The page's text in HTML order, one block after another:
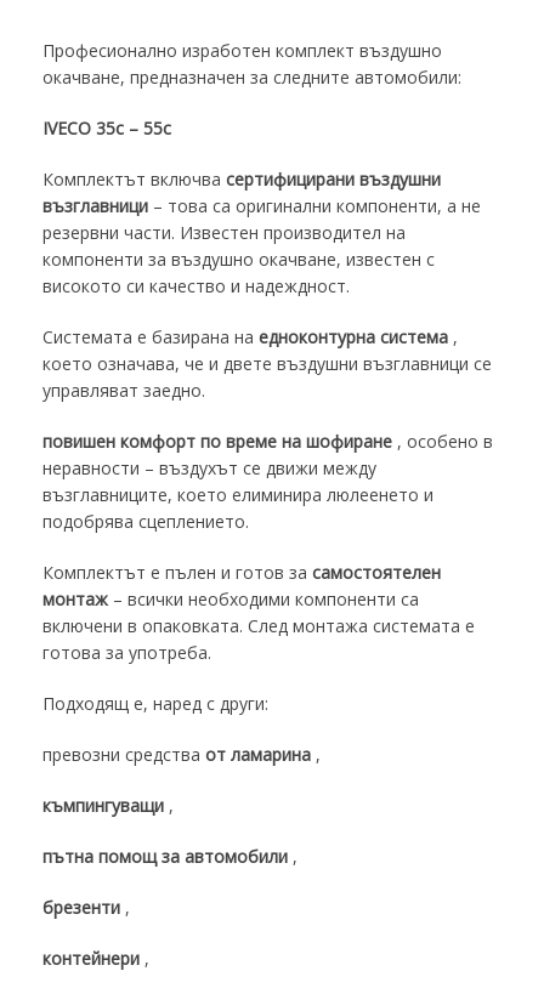
Професионално изработен комплект въздушно
окачване, предназначен за следните автомобили:
IVECO 35c – 55c
Комплектът включва сертифицирани въздушни
възглавници – това са оригинални компоненти, а не
резервни части. Известен производител на
компоненти за въздушно окачване, известен с
високото си качество и надеждност.
Системата е базирана на едноконтурна система ,
което означава, че и двете въздушни възглавници се
управляват заедно.
повишен комфорт по време на шофиране , особено в
неравности – въздухът се движи между
възглавниците, което елиминира люлеенето и
подобрява сцеплението.
Комплектът е пълен и готов за самостоятелен
монтаж – всички необходими компоненти са
включени в опаковката. След монтажа системата е
готова за употреба.
Подходящ е, наред с други:
превозни средства от ламарина ,
къмпингуващи ,
пътна помощ за автомобили ,
брезенти ,
контейнери ,